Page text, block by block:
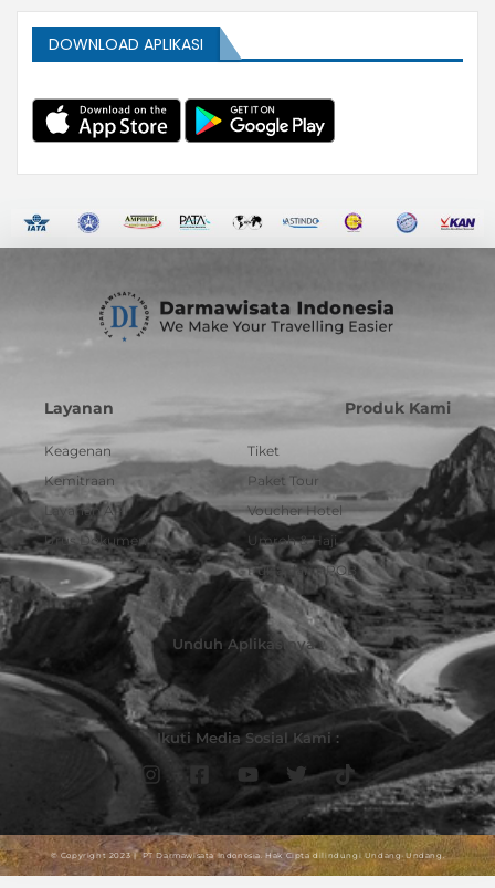
DOWNLOAD APLIKASI
Layanan
Keagenan
Kemitraan
Layanan API
Urus Dokumen
Produk Kami
Tiket
Paket Tour
Voucher Hotel
Umroh & Haji
Pulsa dan PPOB
Unduh Aplikasinya :
Ikuti Media Sosial Kami :
© Copyright 2023 | PT Darmawisata Indonesia. Hak Cipta dilindungi Undang-Undang.